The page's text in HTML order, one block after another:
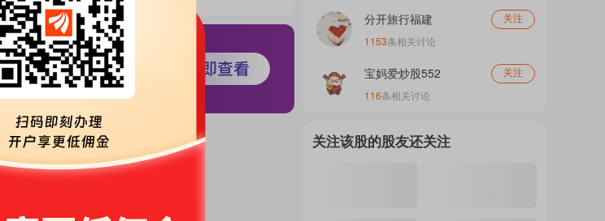
分开旅行福建 关注
1153条相关讨论
宝妈爱炒股552 关注
116条相关讨论
关注该股的股友还关注